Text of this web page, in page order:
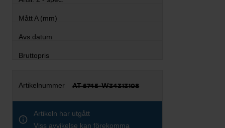
AT 5745-W34313108
Artikeln har utgått
Viss avvikelse kan förekomma